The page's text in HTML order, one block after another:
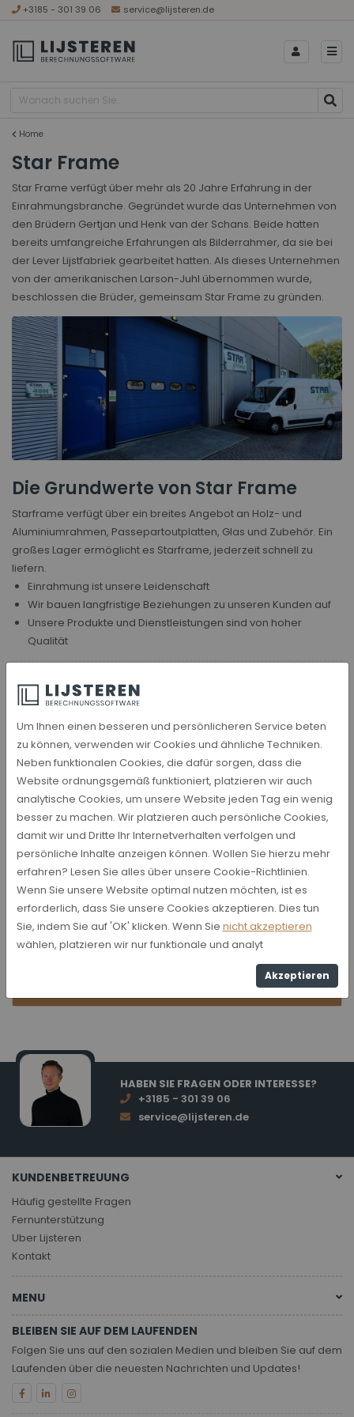
Um Ihnen einen besseren und persönlicheren Service beten
zu können, verwenden wir Cookies und ähnliche Techniken.
Neben funktionalen Cookies, die dafür sorgen, dass die
Website ordnungsgemäß funktioniert, platzieren wir auch
analytische Cookies, um unsere Website jeden Tag ein wenig
besser zu machen. Wir platzieren auch persönliche Cookies,
damit wir und Dritte Ihr Internetverhalten verfolgen und
persönliche Inhalte anzeigen können. Wollen Sie hierzu mehr
erfahren? Lesen Sie alles über unsere Cookie-Richtlinien.
Wenn Sie unsere Website optimal nutzen möchten, ist es
erforderlich, dass Sie unsere Cookies akzeptieren. Dies tun
Sie, indem Sie auf 'OK' klicken. Wenn Sie nicht akzeptieren
wählen, platzieren wir nur funktionale und analyt
Akzeptieren
+3185 - 301 39 06 service@lijsteren.de
Home
Star Frame
Star Frame verfügt über mehr als 20 Jahre Erfahrung in der
Einrahmungsbranche. Gegründet wurde das Unternehmen von
den Brüdern Gertjan und Henk van der Schans. Beide hatten
bereits umfangreiche Erfahrungen als Bilderrahmer, da sie bei
der Lever Lijstfabriek gearbeitet hatten. Als dieses Unternehmen
von der amerikanischen Larson-Juhl übernommen wurde,
beschlossen die Brüder, gemeinsam Star Frame zu gründen.
Die Grundwerte von Star Frame
Starframe verfügt über ein breites Angebot an Holz- und
Aluminiumrahmen, Passepartoutplatten, Glas und Zubehör. Ein
großes Lager ermöglicht es Starframe, jederzeit schnell zu
liefern.
Einrahmung ist unsere Leidenschaft
Wir bauen langfristige Beziehungen zu unseren Kunden auf
Unsere Produkte und Dienstleistungen sind von hoher
Qualität
Nachricht teilen
(0180) 59 08 08
info@star-frame.nl
HABEN SIE FRAGEN ODER INTERESSE?
+3185 - 301 39 06
service@lijsteren.de
KUNDENBETREUUNG
Häufig gestellte Fragen
Fernunterstützung
Uber Lijsteren
Kontakt
MENU
BLEIBEN SIE AUF DEM LAUFENDEN
Folgen Sie uns auf den sozialen Medien und bleiben Sie auf dem
Laufenden über die neuesten Nachrichten und Updates!